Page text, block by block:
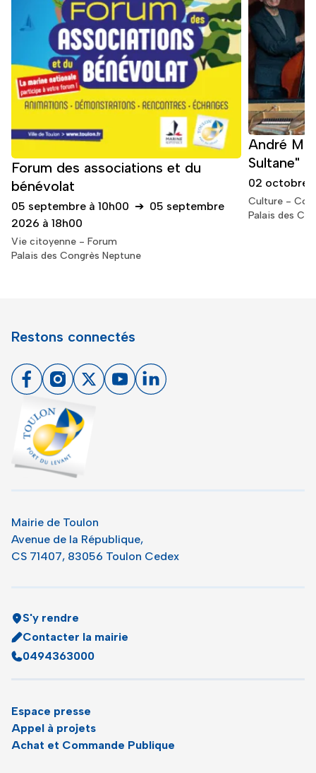
Forum des associations et du
bénévolat
05 septembre à 10h00 ➔ 05 septembre
2026 à 18h00
Vie citoyenne - Forum
Palais des Congrès Neptune
André
Sultane"
02 octobre
Culture -
Palais des
Restons connectés
FacebookInstagram
X YoutubeLinkedin
Mairie de Toulon
Avenue de la République,
CS 71407, 83056 Toulon Cedex
S'y rendre
Contacter la mairie
0494363000
Espace presse
Appel à projets
Achat et Commande Publique